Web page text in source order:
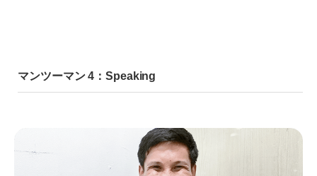
マンツーマン 4：Speaking